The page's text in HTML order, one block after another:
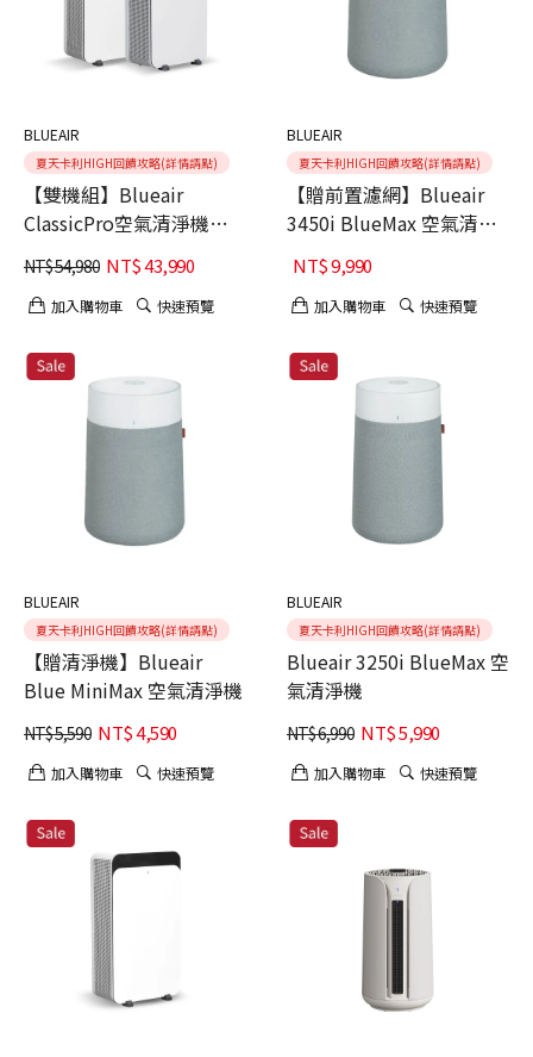
BLUEAIR
夏天卡利HIGH回饋攻略(詳情請點)
【雙機組】Blueair
ClassicPro空氣清淨機
CP9i+CP7i
NT$54,980 NT$43,990
加入購物車 快速預覽
BLUEAIR
夏天卡利HIGH回饋攻略(詳情請點)
【贈前置濾網】Blueair
3450i BlueMax 空氣清淨
NT$9,990
加入購物車 快速預覽
BLUEAIR
夏天卡利HIGH回饋攻略(詳情請點)
【贈清淨機】Blueair
Blue MiniMax 空氣清淨機
NT$5,590 NT$4,590
加入購物車 快速預覽
BLUEAIR
夏天卡利HIGH回饋攻略(詳情請點)
Blueair 3250i BlueMax 空
氣清淨機
NT$6,990 NT$5,990
加入購物車 快速預覽